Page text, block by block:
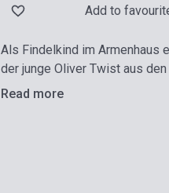
Add to
Als Findelkind im Armenhaus
der junge Oliver Twist aus
Read more